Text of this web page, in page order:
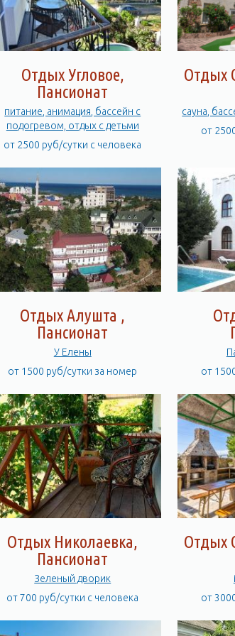
Отдых Угловое,
Пансионат
питание, анимация, бассейн с
подогревом, отдых с детьми
от 2500 руб/сутки с человека
Отдых
сауна,
от
Отдых Алушта ,
Пансионат
У Елены
от 1500 руб/сутки за номер
от
Отдых Николаевка,
Пансионат
Зеленый дворик
от 700 руб/сутки с человека
Отдых
от